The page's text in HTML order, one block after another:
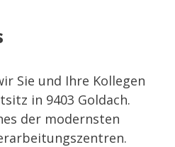
Sie und Ihre Kollegen
in 9403 Goldach.
der modernsten